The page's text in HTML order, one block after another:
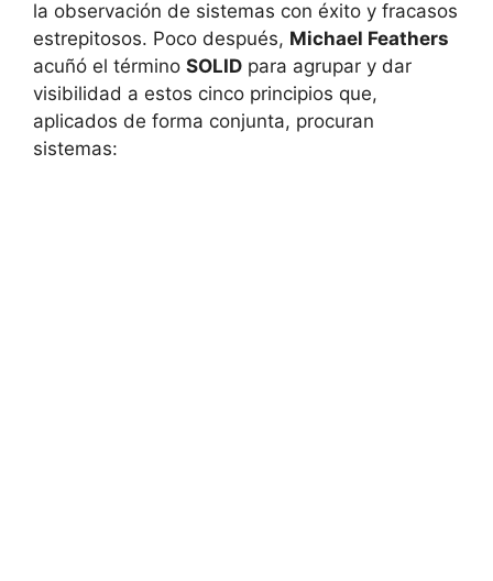
la observación de sistemas con éxito y fracasos
estrepitosos. Poco después, Michael Feathers
acuñó el término SOLID para agrupar y dar
visibilidad a estos cinco principios que,
aplicados de forma conjunta, procuran
sistemas: